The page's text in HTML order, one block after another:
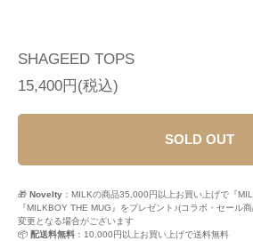
SHAGEED TOPS
15,400円(税込)
SOLD OUT
🎁 Novelty ：MILKの商品35,000円以上お買い上げで『
『MILKBOY THE MUG』をプレゼント♪(コラボ・セール
変更となる場合がございます
📦 配送料無料 ：10,000円以上お買い上げで送料無料